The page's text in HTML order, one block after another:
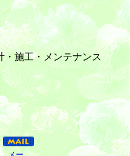
メンテナンス